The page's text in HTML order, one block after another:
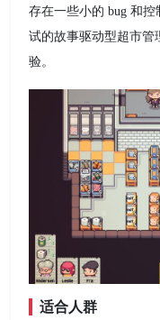
存在一些小的 bug 和
试的故事驱动型超市管
验。
适合人群